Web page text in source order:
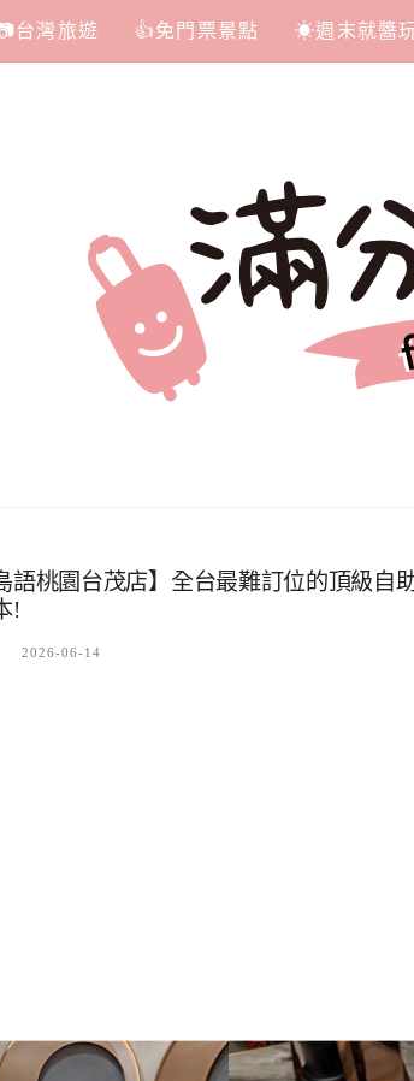
台灣旅遊 👍免門票景點 ☀週末就醬
語桃園台茂店】全台最難訂位的頂級自
!
2026-06-14